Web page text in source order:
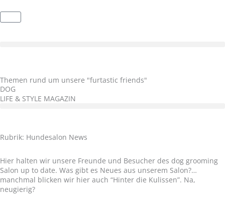
Inhalt
springen
Warenkorb
Themen rund um unsere "furtastic friends"
DOG
LIFE & STYLE MAGAZIN
Rubrik: Hundesalon News
Hier halten wir unsere Freunde und Besucher des dog grooming
Salon up to date. Was gibt es Neues aus unserem Salon?…
manchmal blicken wir hier auch “Hinter die Kulissen”. Na,
neugierig?